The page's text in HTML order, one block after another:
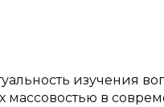
изучения
массовостью в